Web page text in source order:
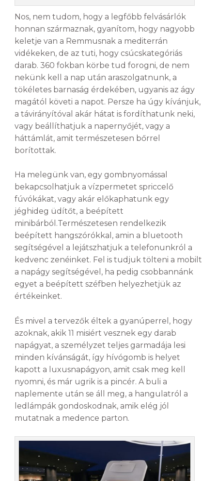
Nos, nem tudom, hogy a legfőbb felvásárlók
honnan származnak, gyanítom, hogy nagyobb
keletje van a Remmusnak a mediterrán
vidékeken, de az tuti, hogy csúcskategóriás
darab. 360 fokban körbe tud forogni, de nem
nekünk kell a nap után araszolgatnunk, a
tökéletes barnaság érdekében, ugyanis az ágy
magától követi a napot. Persze ha úgy kívánjuk,
a távirányítóval akár hátat is fordíthatunk neki,
vagy beállíthatjuk a napernyőjét, vagy a
háttámlát, amit természetesen bőrrel
borítottak.
Ha melegünk van, egy gombnyomással
bekapcsolhatjuk a vízpermetet spriccelő
fúvókákat, vagy akár előkaphatunk egy
jéghideg üdítőt, a beépített
minibárból.Természetesen rendelkezik
beépített hangszórókkal, amin a bluetooth
segítségével a lejátszhatjuk a telefonunkról a
kedvenc zenéinket. Fel is tudjuk tölteni a mobilt
a napágy segítségével, ha pedig csobbannánk
egyet a beépített széfben helyezhetjük az
értékeinket.
És mivel a tervezők éltek a gyanúperrel, hogy
azoknak, akik 11 misiért vesznek egy darab
napágyat, a személyzet teljes garmadája lesi
minden kívánságát, így hívógomb is helyet
kapott a luxusnapágyon, amit csak meg kell
nyomni, és már ugrik is a pincér. A buli a
naplemente után se áll meg, a hangulatról a
ledlámpák gondoskodnak, amik elég jól
mutatnak a medence parton.